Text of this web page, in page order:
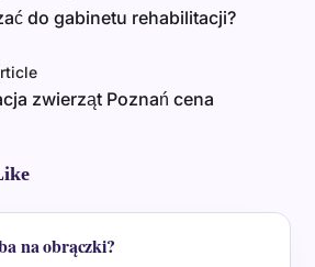
do gabinetu rehabilitacji?
zwierząt Poznań cena
na obrączki?